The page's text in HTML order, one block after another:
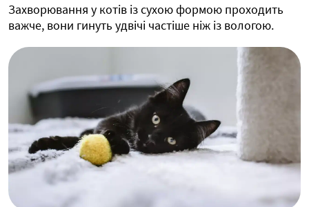
Захворювання у котів із сухою формою проходить
важче, вони гинуть удвічі частіше ніж із вологою.